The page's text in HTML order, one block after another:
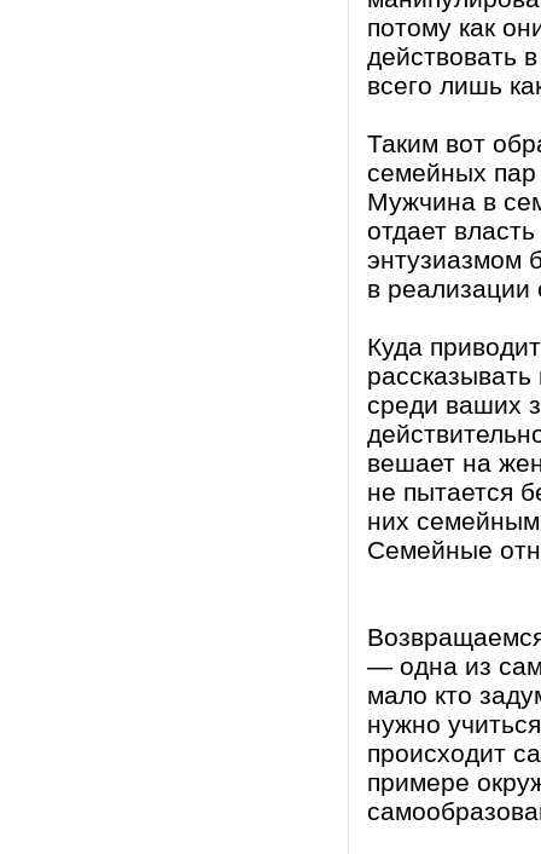
потому как
действовать
всего лишь
Таким вот
семейных пар
Мужчина в
отдает
энтузиазмом
в реализации
Куда
среди ваших
вешает на
не пытается
них
Семейные
— одна из
мало кто
нужно
происходит
примере